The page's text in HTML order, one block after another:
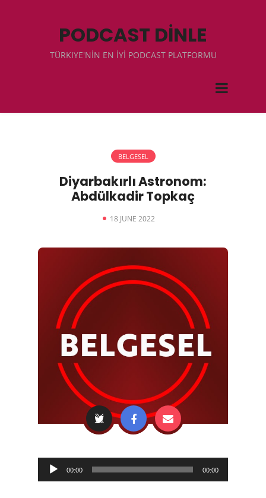
PODCAST DİNLE
TÜRKIYE'NİN EN İYİ PODCAST PLATFORMU
BELGESEL
Diyarbakırlı Astronom:
Abdülkadir Topkaç
18 JUNE 2022
Audio
Player
00:00 00:00